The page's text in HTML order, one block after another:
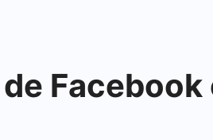
Facebook